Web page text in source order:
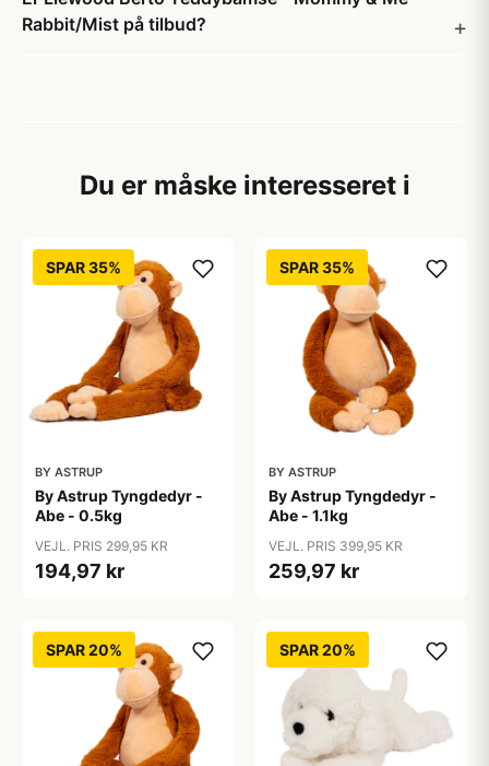
Rabbit/Mist på tilbud?
Du er måske interesseret i
SPAR 35%
BY ASTRUP
By Astrup Tyngdedyr -
Abe - 0.5kg
VEJL. PRIS 299,95 KR
194,97 kr
SPAR 35%
BY ASTRUP
By Astrup Tyngdedyr -
Abe - 1.1kg
VEJL. PRIS 399,95 KR
259,97 kr
SPAR 20% SPAR 20%